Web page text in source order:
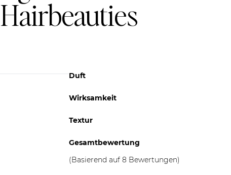
Hairbeauties
Duft
Wirksamkeit
Textur
Gesamtbewertung
(Basierend auf 8 Bewertungen)